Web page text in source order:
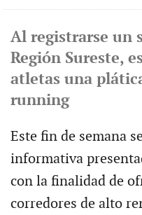
Al registrarse un
Región Sureste,
atletas una
running
Este fin de semana
informativa
con la finalidad de
corredores de alto